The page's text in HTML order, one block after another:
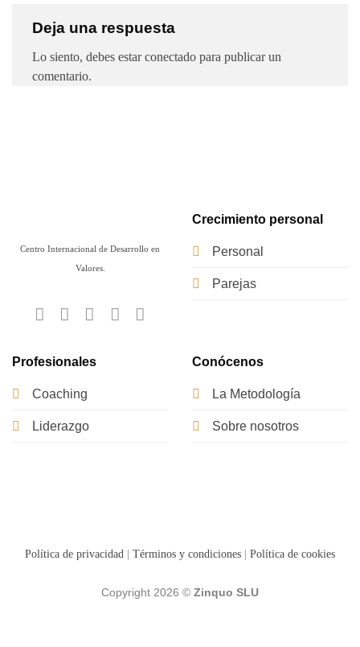
Deja una respuesta
Lo siento, debes estarconectado para publicar un
comentario.
Centro Internacional de Desarrollo en
Valores.
Crecimiento personal
Personal
Parejas
Profesionales
Coaching
Liderazgo
Conócenos
La Metodología
Sobre nosotros
Política de privacidad | Términos y condiciones | Política de cookies
Copyright 2026 © Zinquo SLU